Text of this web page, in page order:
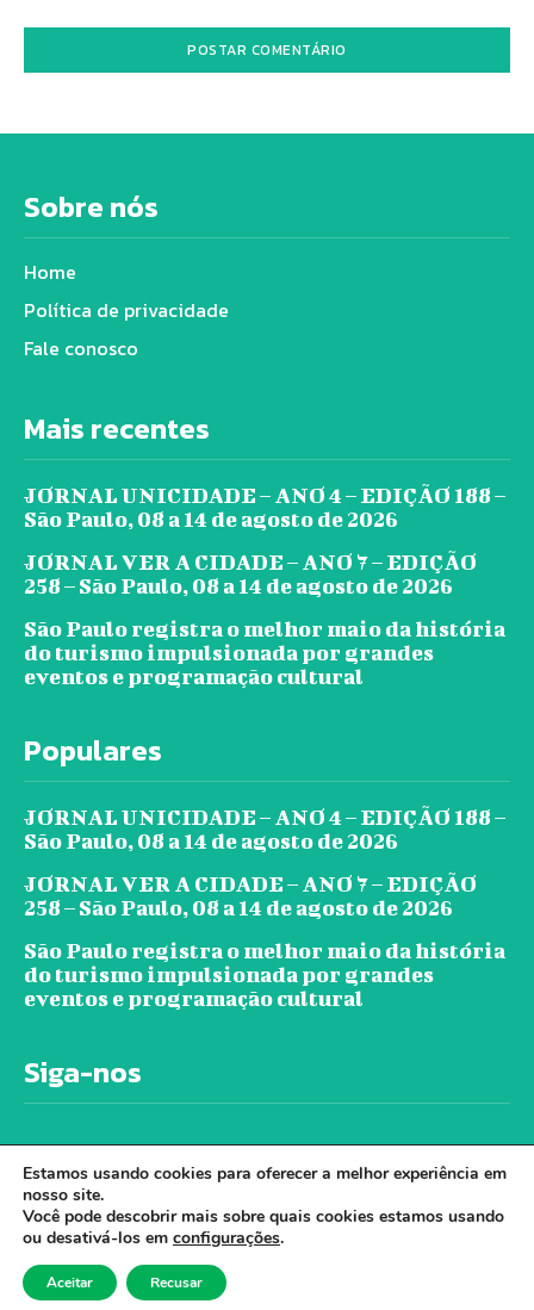
Sobre nós
Home
Política de privacidade
Fale conosco
Mais recentes
JORNAL UNICIDADE – ANO 4 – EDIÇÃO 188 –
São Paulo, 08 a 14 de agosto de 2026
JORNAL VER A CIDADE – ANO 7 – EDIÇÃO
258 – São Paulo, 08 a 14 de agosto de 2026
São Paulo registra o melhor maio da história
do turismo impulsionada por grandes
eventos e programação cultural
Populares
JORNAL UNICIDADE – ANO 4 – EDIÇÃO 188 –
São Paulo, 08 a 14 de agosto de 2026
JORNAL VER A CIDADE – ANO 7 – EDIÇÃO
258 – São Paulo, 08 a 14 de agosto de 2026
São Paulo registra o melhor maio da história
do turismo impulsionada por grandes
eventos e programação cultural
Siga-nos
© Jornal Ver A Cidade - Todos os direitos
reservados. - Desenvolvido por Cloudbe.
Estamos usando cookies para oferecer a melhor experiência em
nosso site.
Você pode descobrir mais sobre quais cookies estamos usando
ou desativá-los em configurações.
Aceitar Recusar